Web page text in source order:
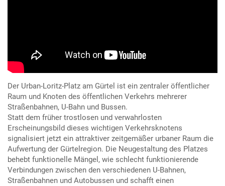
Der Urban-Loritz-Platz am Gürtel ist ein zentraler öffentlicher
Raum und Knoten des öffentlichen Verkehrs mehrerer
Straßenbahnen, U-Bahn und Bussen.
Statt dem früher trostlosen und verwahrlosten
Erscheinungsbild dieses wichtigen Verkehrsknotens
signalisiert jetzt ein attraktiver zeitgemäßer urbaner Raum die
Aufwertung der Gürtelregion. Die Neugestaltung des Platzes
behebt funktionelle Mängel, wie schlecht funktionierende
Verbindungen zwischen den verschiedenen U-Bahnen,
Straßenbahnen und Autobussen und schafft einen